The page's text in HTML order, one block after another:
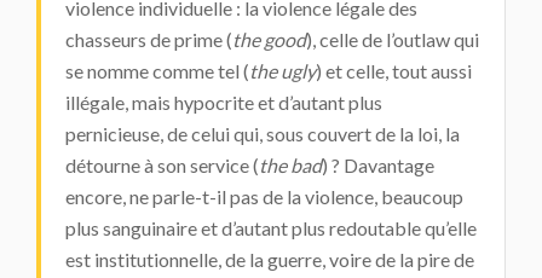
violence individuelle : la violence légale des
chasseurs de prime (the good), celle de l’outlaw qui
se nomme comme tel (the ugly) et celle, tout aussi
illégale, mais hypocrite et d’autant plus
pernicieuse, de celui qui, sous couvert de la loi, la
détourne à son service (the bad) ? Davantage
encore, ne parle-t-il pas de la violence, beaucoup
plus sanguinaire et d’autant plus redoutable qu’elle
est institutionnelle, de la guerre, voire de la pire de